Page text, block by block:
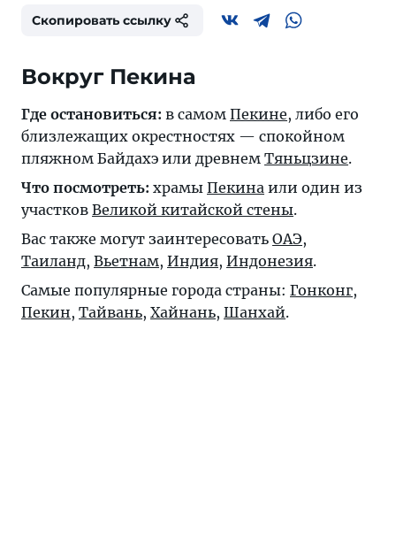
Скопировать ссылку
Вокруг Пекина
Где остановиться: в самом Пекине, либо его
близлежащих окрестностях — спокойном
пляжном Байдахэ или древнем Тяньцзине.
Что посмотреть: храмы Пекина или один из
участков Великой китайской стены.
Вас также могут заинтересовать ОАЭ,
Таиланд, Вьетнам, Индия, Индонезия.
Самые популярные города страны: Гонконг,
Пекин, Тайвань, Хайнань, Шанхай.